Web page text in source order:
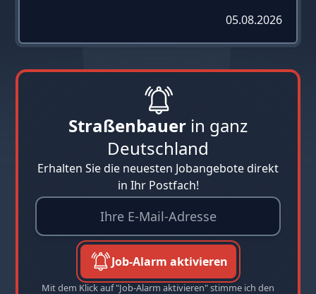
05.08.2026
Straßenbauer in ganz
Deutschland
Erhalten Sie die neuesten Jobangebote direkt
in Ihr Postfach!
Job-Alarm aktivieren
Mit dem Klick auf "Job-Alarm aktivieren" stimme ich den